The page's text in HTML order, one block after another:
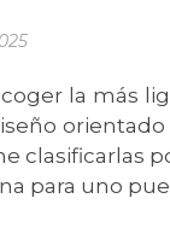
la más
clasificarlas
para uno